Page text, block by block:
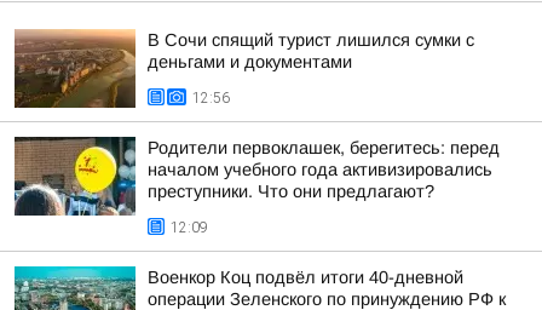
В Сочи спящий турист лишился сумки с
деньгами и документами
12:56
Родители первоклашек, берегитесь: перед
началом учебного года активизировались
преступники. Что они предлагают?
12:09
Военкор Коц подвёл итоги 40-дневной
операции Зеленского по принуждению РФ к